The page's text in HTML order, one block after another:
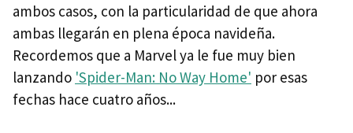
ambos casos, con la particularidad de que ahora
ambas llegarán en plena época navideña.
Recordemos que a Marvel ya le fue muy bien
lanzando 'Spider-Man: No Way Home' por esas
fechas hace cuatro años...